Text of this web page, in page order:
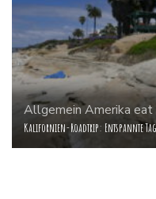
AllgemeinAmerika eat
Kalifornien-Roadtrip: Entspannte